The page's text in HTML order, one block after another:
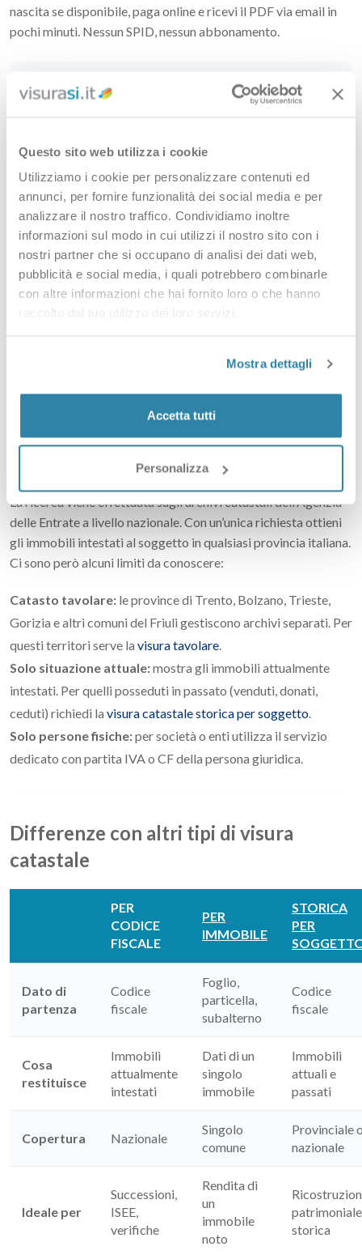
Questo sito web utilizza i cookie
Utilizziamo i cookie per personalizzare contenuti ed
annunci, per fornire funzionalità dei social media e per
analizzare il nostro traffico. Condividiamo inoltre
informazioni sul modo in cui utilizzi il nostro sito con i
nostri partner che si occupano di analisi dei dati web,
pubblicità e social media, i quali potrebbero combinarle
con altre informazioni che hai fornito loro o che hanno
raccolto dal tuo utilizzo dei loro servizi.
Mostra dettagli
Accetta tutti
Personalizza
nascita se disponibile, paga online e ricevi il PDF via email in
pochi minuti. Nessun SPID, nessun abbonamento.
Nome, cognome, codice fiscale
2
Paga online
Carta, PayPal, bonifico
Copertura nazionale e limiti
La ricerca viene effettuata sugli archivi catastali dell’Agenzia
delle Entrate a livello nazionale. Con un’unica richiesta ottieni
gli immobili intestati al soggetto in qualsiasi provincia italiana.
Ci sono però alcuni limiti da conoscere:
Catasto tavolare: le province di Trento, Bolzano, Trieste,
Gorizia e altri comuni del Friuli gestiscono archivi separati. Per
questi territori serve la visura tavolare.
Solo situazione attuale:mostra gli immobili attualmente
intestati. Per quelli posseduti in passato (venduti, donati,
ceduti) richiedi la visura catastale storica per soggetto.
Solo persone fisiche:per società o enti utilizza il servizio
dedicato con partita IVA o CF della persona giuridica.
Differenze con altri tipi di visura
catastale
PER
CODICE
FISCALE
PER
IMMOBILE
STORICA
PER
Dato di
partenza
Codice
fiscale
Foglio,
particella,
subalterno
Codice
fiscale
Cosa
restituisce
Immobili
attualmente
intestati
Dati di un
singolo
immobile
Immobili
attuali e
passati
Copertura Nazionale
Singolo
comune
Provinciale
nazionale
Ideale per
Successioni,
ISEE,
verifiche
Rendita di
un
immobile
noto
patrimoniale
storica